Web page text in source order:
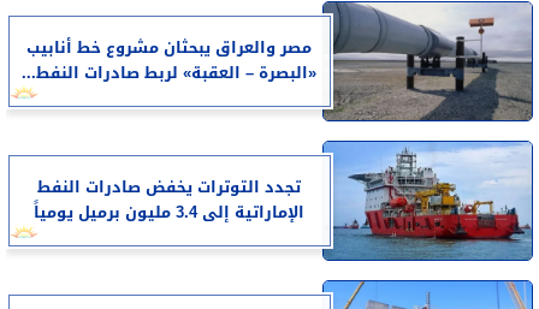
مصر والعراق يبحثان مشروع خط أنابيب
«البصرة – العقبة» لربط صادرات النفط...
تجدد التوترات يخفض صادرات النفط
الإماراتية إلى 3.4 مليون برميل يومياً